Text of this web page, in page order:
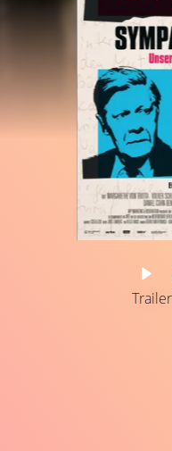
Trailer
ihrer politischen